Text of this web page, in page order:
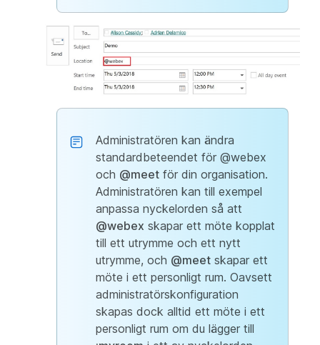
Administratören kan ändra
standardbeteendet för @webex
och @meet för din organisation.
Administratören kan till exempel
anpassa nyckelorden så att
@webex skapar ett möte kopplat
till ett utrymme och ett nytt
utrymme, och @meet skapar ett
möte i ett personligt rum. Oavsett
administratörskonfiguration
skapas dock alltid ett möte i ett
personligt rum om du lägger till